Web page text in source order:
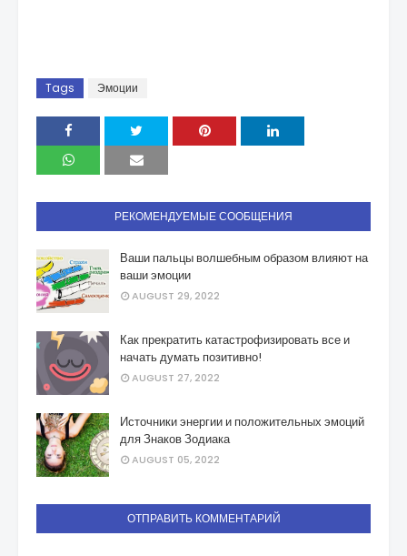
Tags Эмоции
РЕКОМЕНДУЕМЫЕ СООБЩЕНИЯ
Ваши пальцы волшебным образом влияют на
ваши эмоции
AUGUST 29, 2022
Как прекратить катастрофизировать все и
начать думать позитивно!
AUGUST 27, 2022
Источники энергии и положительных эмоций
для Знаков Зодиака
AUGUST 05, 2022
ОТПРАВИТЬ КОММЕНТАРИЙ